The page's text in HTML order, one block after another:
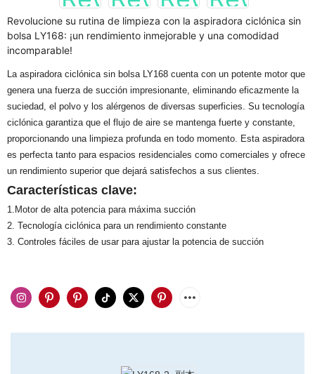
Revolucione su rutina de limpieza con la aspiradora ciclónica sin
bolsa LY168: ¡un rendimiento inmejorable y una comodidad
incomparable!
La aspiradora ciclónica sin bolsa LY168 cuenta con un potente motor que
genera una fuerza de succión impresionante, eliminando eficazmente la
suciedad, el polvo y los alérgenos de diversas superficies. Su tecnología
ciclónica garantiza que el flujo de aire se mantenga fuerte y constante,
proporcionando una limpieza profunda en todo momento. Esta aspiradora
es perfecta tanto para espacios residenciales como comerciales y ofrece
un rendimiento superior que dejará satisfechos a sus clientes.
Características clave:
1.Motor de alta potencia para máxima succión
2. Tecnología ciclónica para un rendimiento constante
3. Controles fáciles de usar para ajustar la potencia de succión